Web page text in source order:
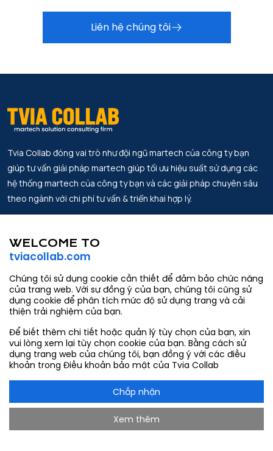
Liên hệ chúng tôi
Tvia Collab đóng vai trò như đội ngũ martech của công ty bạn
giúp tư vấn giải pháp martech giúp tối ưu hiệu suất sử dụng các
hệ thống martech của công ty bạn và các giải pháp chuyên sâu
theo ngành với chi phí tư vấn & triển khai hợp lý.
Đối tác
Liên hệ
Email.
contact@tviacollab.com
hang.tran@tviacollab.com
Số điện thoại.
933403565
WELCOME TO
tviacollab.com
Chúng tôi sử dụng cookie cần thiết để đảm bảo chức năng
của trang web. Với sự đồng ý của bạn, chúng tôi cũng sử
dụng cookie để phân tích mức độ sử dụng trang và cải
thiện trải nghiệm của bạn.
Để biết thêm chi tiết hoặc quản lý tùy chọn của bạn, xin
vui lòng xem lại tùy chọn cookie của bạn. Bằng cách sử
dụng trang web của chúng tôi, bạn đồng ý với các điều
khoản trong Điều khoản bảo mật của Tvia Collab
Chấp nhận
Xem thêm